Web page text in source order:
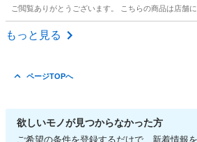
ご閲覧ありがとうございます。 こちらの商品は店
北海道 札幌市
もっと見る
ページTOPへ
欲しいモノが見つからなかった方
ご希望の条件を登録するだけで、新着情報